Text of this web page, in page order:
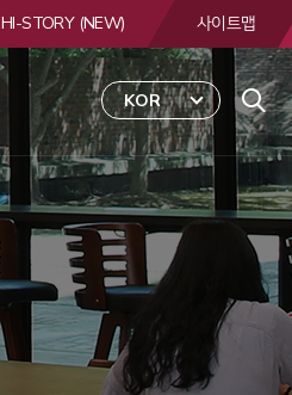
합
색
HI-STORY (NEW) 사이트맵
KOR